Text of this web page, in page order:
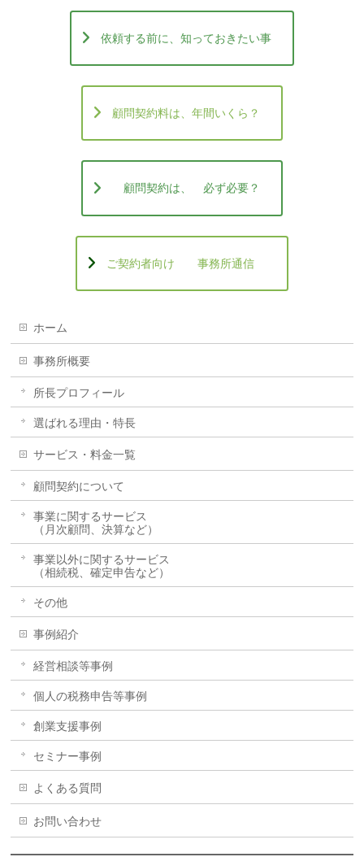
依頼する前に、知っておきたい事
顧問契約料は、年間いくら？
顧問契約は、 必ず必要？
ご契約者向け 事務所通信
ホーム
事務所概要
所長プロフィール
選ばれる理由・特長
サービス・料金一覧
顧問契約について
事業に関するサービス
（月次顧問、決算など）
事業以外に関するサービス
（相続税、確定申告など）
その他
事例紹介
経営相談等事例
個人の税務申告等事例
創業支援事例
セミナー事例
よくある質問
お問い合わせ